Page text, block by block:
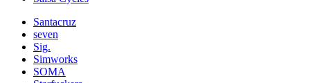
Santacruz
seven
Sig.
Simworks
SOMA